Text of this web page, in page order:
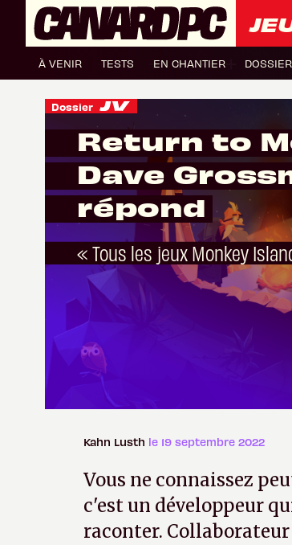
À VENIR TESTS EN CHANTIER
Dossier
Return to
Dave
répond
« Tous les jeux Monkey
Kahn Lusth le 19 septembre 2022
Vous ne connaissez
c'est un développeur
raconter.